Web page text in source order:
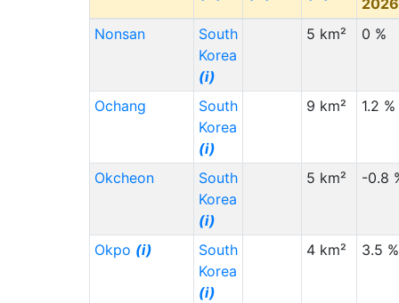
Nonsan
South
Korea
(i)
5 km² 0 %
Ochang
South
Korea
(i)
9 km² 1.2 %
Okcheon
South
Korea
(i)
5 km² -0.8
Okpo (i)
South
Korea
(i)
4 km² 3.5 %